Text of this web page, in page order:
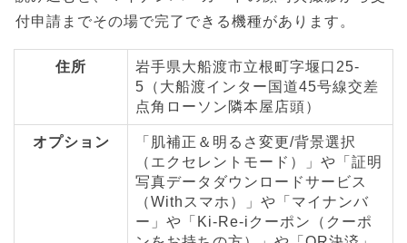
付申請までその場で完了できる機種があります。
住所
岩手県大船渡市立根町字堰口25-
5（大船渡インター国道45号線交差
点角ローソン隣本屋店頭）
オプション
「肌補正＆明るさ変更/背景選択
（エクセレントモード）」や「証明
写真データダウンロードサービス
（Withスマホ）」や「マイナンバ
ー」や「Ki-Re-iクーポン（クーポ